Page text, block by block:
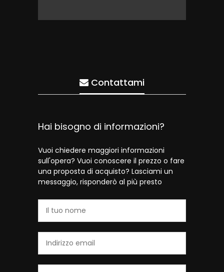
Contattami
Hai bisogno di informazioni?
Vuoi chiedere maggiori informazioni
sull'opera? Vuoi conoscere il prezzo o fare
una proposta di acquisto? Lasciami un
messaggio, risponderò al più presto